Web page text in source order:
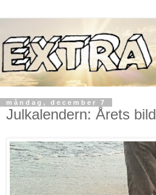
måndag, december 7
Julkalendern: Årets bild